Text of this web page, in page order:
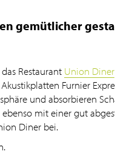
gemütlicher
Restaurant Union Diner
Furnier
und absorbieren
mit einer gut
Diner bei.